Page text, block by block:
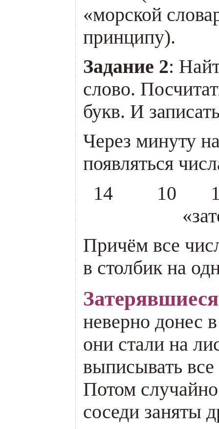
«морской
принципу).
Задание 2:
слово.
букв. И
Через минуту
появляться
14 10 12
Причём все
в столбик на
неверно донес
они стали на
выписывать
Потом
соседи заняты